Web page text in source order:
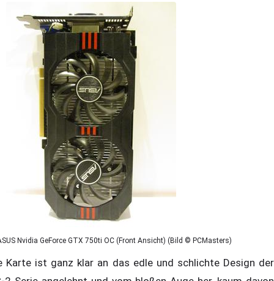
Nvidia GeForce GTX 750ti OC (Front Ansicht) (Bild © PCMasters)
Karte ist ganz klar an das edle und schlichte Design der